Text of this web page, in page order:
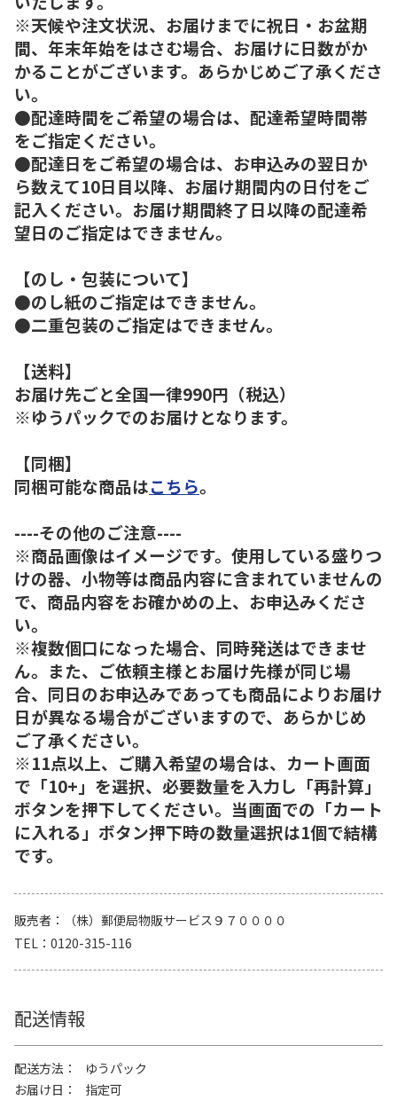
※天候や注文状況、お届けまでに祝日・お盆期
間、年末年始をはさむ場合、お届けに日数がか
かることがございます。あらかじめご了承くださ
い。
●配達時間をご希望の場合は、配達希望時間帯
をご指定ください。
●配達日をご希望の場合は、お申込みの翌日か
ら数えて10日目以降、お届け期間内の日付をご
記入ください。お届け期間終了日以降の配達希
望日のご指定はできません。
【のし・包装について】
●のし紙のご指定はできません。
●二重包装のご指定はできません。
【送料】
お届け先ごと全国一律990円（税込）
※ゆうパックでのお届けとなります。
【同梱】
同梱可能な商品はこちら。
----その他のご注意----
※商品画像はイメージです。使用している盛りつ
けの器、小物等は商品内容に含まれていませんの
で、商品内容をお確かめの上、お申込みくださ
い。
※複数個口になった場合、同時発送はできませ
ん。また、ご依頼主様とお届け先様が同じ場
合、同日のお申込みであっても商品によりお届け
日が異なる場合がございますので、あらかじめ
ご了承ください。
※11点以上、ご購入希望の場合は、カート画面
で「10+」を選択、必要数量を入力し「再計算」
ボタンを押下してください。当画面での「カート
に入れる」ボタン押下時の数量選択は1個で結構
です。
販売者
（株）郵便局物販サービス９７００００
TEL
0120-315-116
配送情報
配送方法
ゆうパック
お届け日
指定可